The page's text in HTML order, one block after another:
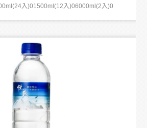
入)01500ml(12入)06000ml(2入)0